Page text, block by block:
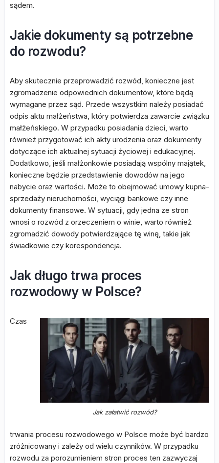
sądem.
Jakie dokumenty są potrzebne
do rozwodu?
Aby skutecznie przeprowadzić rozwód, konieczne jest
zgromadzenie odpowiednich dokumentów, które będą
wymagane przez sąd. Przede wszystkim należy posiadać
odpis aktu małżeństwa, który potwierdza zawarcie związku
małżeńskiego. W przypadku posiadania dzieci, warto
również przygotować ich akty urodzenia oraz dokumenty
dotyczące ich aktualnej sytuacji życiowej i edukacyjnej.
Dodatkowo, jeśli małżonkowie posiadają wspólny majątek,
konieczne będzie przedstawienie dowodów na jego
nabycie oraz wartości. Może to obejmować umowy kupna-
sprzedaży nieruchomości, wyciągi bankowe czy inne
dokumenty finansowe. W sytuacji, gdy jedna ze stron
wnosi o rozwód z orzeczeniem o winie, warto również
zgromadzić dowody potwierdzające tę winę, takie jak
świadkowie czy korespondencja.
Jak długo trwa proces
rozwodowy w Polsce?
Jak załatwić rozwód?
Czas
trwania procesu rozwodowego w Polsce może być bardzo
zróżnicowany i zależy od wielu czynników. W przypadku
rozwodu za porozumieniem stron proces ten zazwyczaj